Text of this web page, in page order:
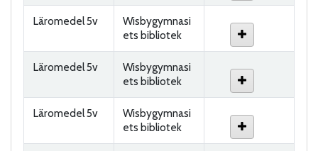
Läromedel 5v
Wisbygymnasi
ets bibliotek
Läromedel 5v
Wisbygymnasi
ets bibliotek
Läromedel 5v
Wisbygymnasi
ets bibliotek